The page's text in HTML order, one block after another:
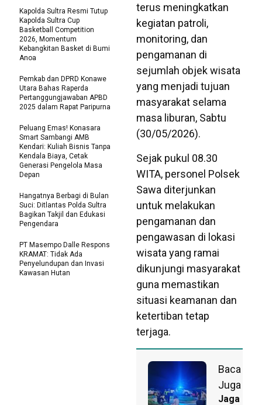
terus meningkatkan
kegiatan patroli,
monitoring, dan
pengamanan di
sejumlah objek wisata
yang menjadi tujuan
masyarakat selama
masa liburan, Sabtu
(30/05/2026).
Sejak pukul 08.30
WITA, personel Polsek
Sawa diterjunkan
untuk melakukan
pengamanan dan
pengawasan di lokasi
wisata yang ramai
dikunjungi masyarakat
guna memastikan
situasi keamanan dan
ketertiban tetap
terjaga.
Baca
Juga
Jaga
Kapolda Sultra Resmi Tutup
Kapolda Sultra Cup
Basketball Competition
2026, Momentum
Kebangkitan Basket di Bumi
Anoa
Pemkab dan DPRD Konawe
Utara Bahas Raperda
Pertanggungjawaban APBD
2025 dalam Rapat Paripurna
Peluang Emas! Konasara
Smart Sambangi AMB
Kendari: Kuliah Bisnis Tanpa
Kendala Biaya, Cetak
Generasi Pengelola Masa
Depan
Hangatnya Berbagi di Bulan
Suci: Ditlantas Polda Sultra
Bagikan Takjil dan Edukasi
Pengendara
PT Masempo Dalle Respons
KRAMAT: Tidak Ada
Penyelundupan dan Invasi
Kawasan Hutan